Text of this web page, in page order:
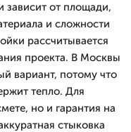
зависит от площади,
и сложности
рассчитывается
проекта. В Москвы
вариант, потому что
тепло. Для
но и гарантия на
стыковка